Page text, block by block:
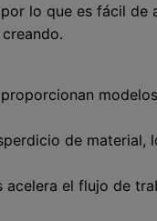
lo que es fácil de
de
el flujo de